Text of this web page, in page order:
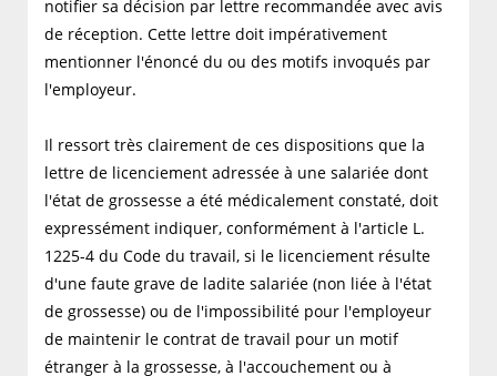
notifier sa décision par lettre recommandée avec avis
de réception. Cette lettre doit impérativement
mentionner l'énoncé du ou des motifs invoqués par
l'employeur.
Il ressort très clairement de ces dispositions que la
lettre de licenciement adressée à une salariée dont
l'état de grossesse a été médicalement constaté, doit
expressément indiquer, conformément à l'article L.
1225-4 du Code du travail, si le licenciement résulte
d'une faute grave de ladite salariée (non liée à l'état
de grossesse) ou de l'impossibilité pour l'employeur
de maintenir le contrat de travail pour un motif
étranger à la grossesse, à l'accouchement ou à